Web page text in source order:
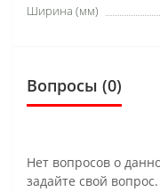
Ширина (мм)
Вопросы (0)
Нет вопросов о
задайте свой вопрос.